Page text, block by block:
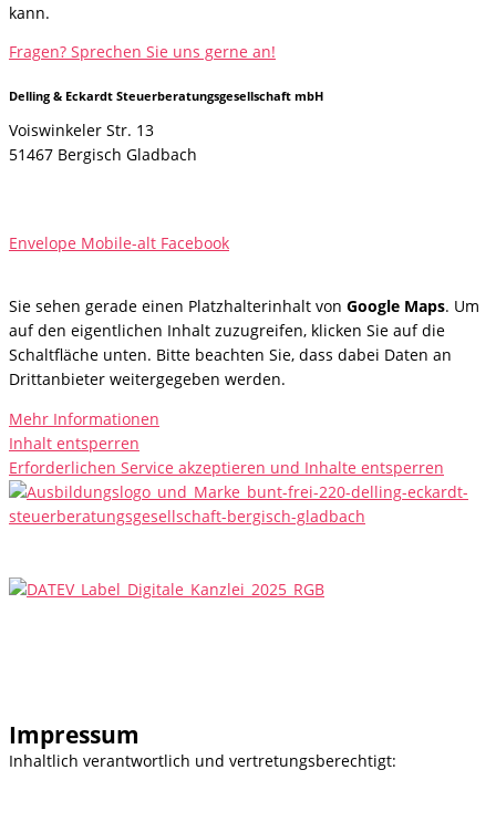
kann.
Fragen? Sprechen Sie uns gerne an!
Delling & Eckardt Steuerberatungsgesellschaft mbH
Voiswinkeler Str. 13
51467 Bergisch Gladbach
Envelope Mobile-alt Facebook
Sie sehen gerade einen Platzhalterinhalt von Google Maps. Um
auf den eigentlichen Inhalt zuzugreifen, klicken Sie auf die
Schaltfläche unten. Bitte beachten Sie, dass dabei Daten an
Drittanbieter weitergegeben werden.
Mehr Informationen
Inhalt entsperren
Erforderlichen Service akzeptieren und Inhalte entsperren
Impressum
Inhaltlich verantwortlich und vertretungsberechtigt: